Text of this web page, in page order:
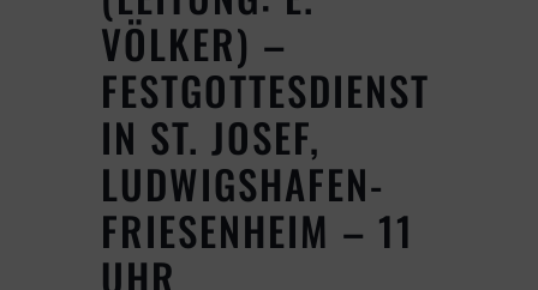
VÖLKER) –
FESTGOTTESDIENST
IN ST. JOSEF,
LUDWIGSHAFEN-
FRIESENHEIM – 11
UHR